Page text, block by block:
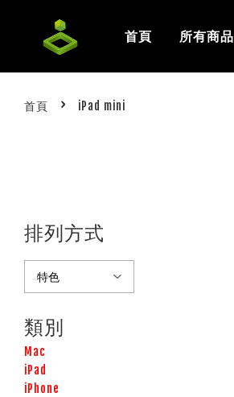
首頁 所有商品
首頁 › iPad mini
排列方式
類別
Mac
iPad
iPhone